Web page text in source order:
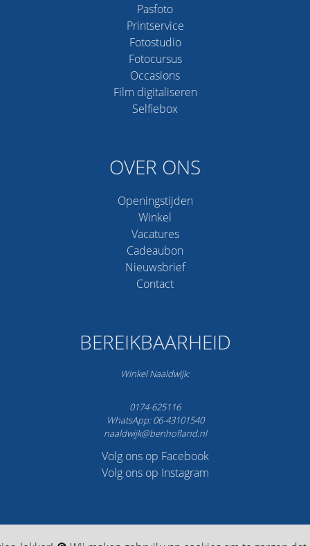
Pasfoto
Printservice
Fotostudio
Fotocursus
Occasions
Film digitaliseren
Selfiebox
OVER ONS
Openingstijden
Winkel
Vacatures
Cadeaubon
Nieuwsbrief
Contact
BEREIKBAARHEID
Winkel Naaldwijk:
0174-625116
WhatsApp: 06-43101540
naaldwijk@benhofland.nl
Volg ons op Facebook
Volg ons op Instagram